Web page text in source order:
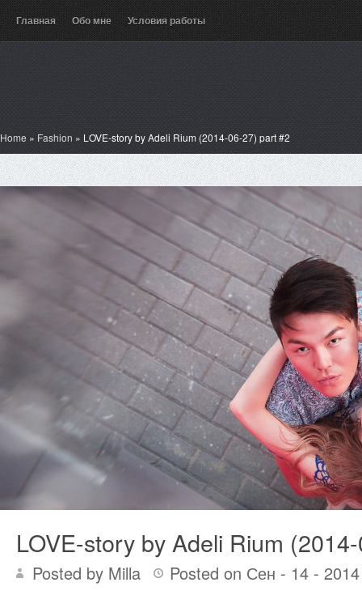
Главная Обо мне Условия работы
Home » Fashion » LOVE-story by Adeli Rium (2014-06-27) part #2
LOVE-story by Adeli Rium
Posted by Milla
Posted on Сен - 14 -